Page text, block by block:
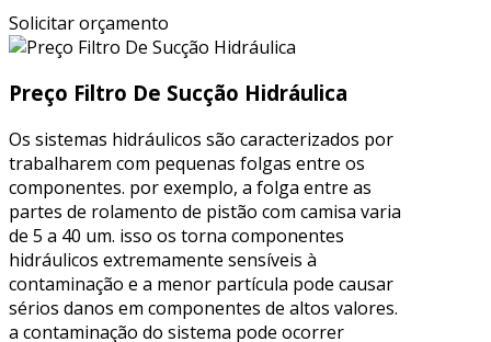
Solicitar orçamento
Preço Filtro De Sucção Hidráulica
Os sistemas hidráulicos são caracterizados por
trabalharem com pequenas folgas entre os
componentes. por exemplo, a folga entre as
partes de rolamento de pistão com camisa varia
de 5 a 40 um. isso os torna componentes
hidráulicos extremamente sensíveis à
contaminação e a menor partícula pode causar
sérios danos em componentes de altos valores.
a contaminação do sistema pode ocorrer